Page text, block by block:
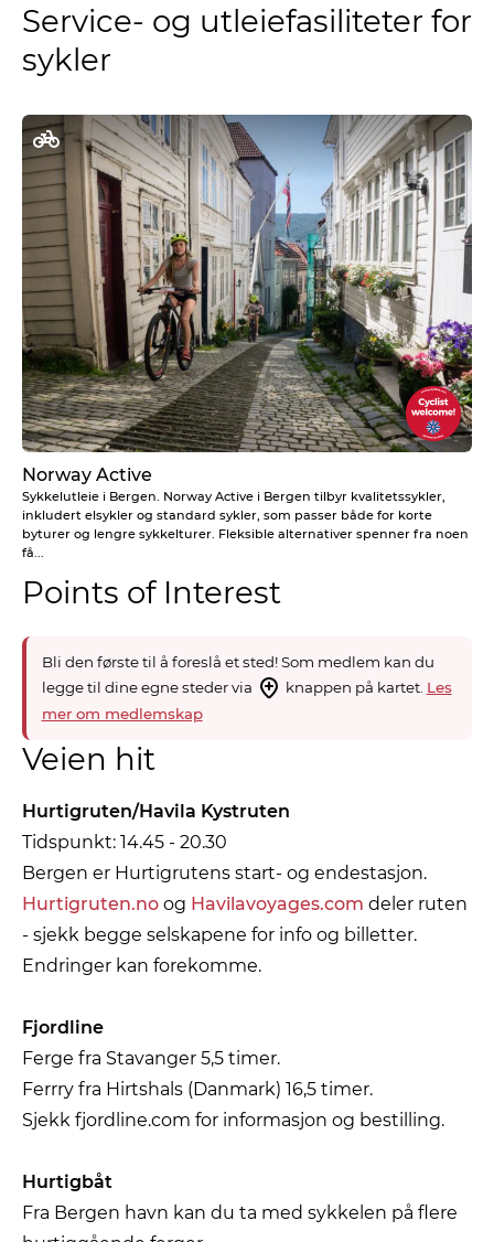
Service- og utleiefasiliteter for
sykler
Norway Active
Sykkelutleie i Bergen. Norway Active i Bergen tilbyr kvalitetssykler,
inkludert elsykler og standard sykler, som passer både for korte
byturer og lengre sykkelturer. Fleksible alternativer spenner fra noen
få...
Points of Interest
Bli den første til å foreslå et sted! Som medlem kan du
legge til dine egne steder via
knappen på kartet. Les
mer om medlemskap
Veien hit
Hurtigruten/Havila Kystruten
Tidspunkt: 14.45 - 20.30
Bergen er Hurtigrutens start- og endestasjon.
Hurtigruten.no og Havilavoyages.com deler ruten
- sjekk begge selskapene for info og billetter.
Endringer kan forekomme.
Fjordline
Ferge fra Stavanger 5,5 timer.
Ferrry fra Hirtshals (Danmark) 16,5 timer.
Sjekk fjordline.com for informasjon og bestilling.
Hurtigbåt
Fra Bergen havn kan du ta med sykkelen på flere